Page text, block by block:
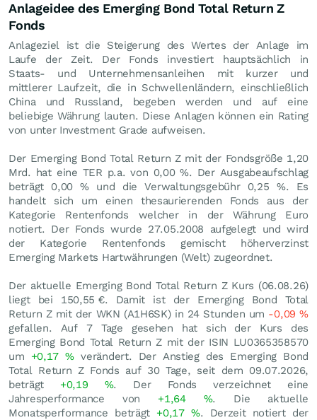
Anlageidee des Emerging Bond Total Return Z
Fonds
Anlageziel ist die Steigerung des Wertes der Anlage im
Laufe der Zeit. Der Fonds investiert hauptsächlich in
Staats- und Unternehmensanleihen mit kurzer und
mittlerer Laufzeit, die in Schwellenländern, einschließlich
China und Russland, begeben werden und auf eine
beliebige Währung lauten. Diese Anlagen können ein Rating
von unter Investment Grade aufweisen.
Der Emerging Bond Total Return Z mit der Fondsgröße 1,20
Mrd. hat eine TER p.a. von 0,00 %. Der Ausgabeaufschlag
beträgt 0,00 % und die Verwaltungsgebühr 0,25 %. Es
handelt sich um einen thesaurierenden Fonds aus der
Kategorie Rentenfonds welcher in der Währung Euro
notiert. Der Fonds wurde 27.05.2008 aufgelegt und wird
der Kategorie Rentenfonds gemischt höherverzinst
Emerging Markets Hartwährungen (Welt) zugeordnet.
Der aktuelle Emerging Bond Total Return Z Kurs (06.08.26)
liegt bei 150,55 €. Damit ist der Emerging Bond Total
Return Z mit der WKN (A1H6SK) in 24 Stunden um -0,09%
gefallen. Auf 7 Tage gesehen hat sich der Kurs des
Emerging Bond Total Return Z mit der ISIN LU0365358570
um +0,17% verändert. Der Anstieg des Emerging Bond
Total Return Z Fonds auf 30 Tage, seit dem 09.07.2026,
beträgt +0,19 %. Der Fonds verzeichnet eine
Jahresperformance von +1,64 %. Die aktuelle
Monatsperformance beträgt +0,17 %. Derzeit notiert der